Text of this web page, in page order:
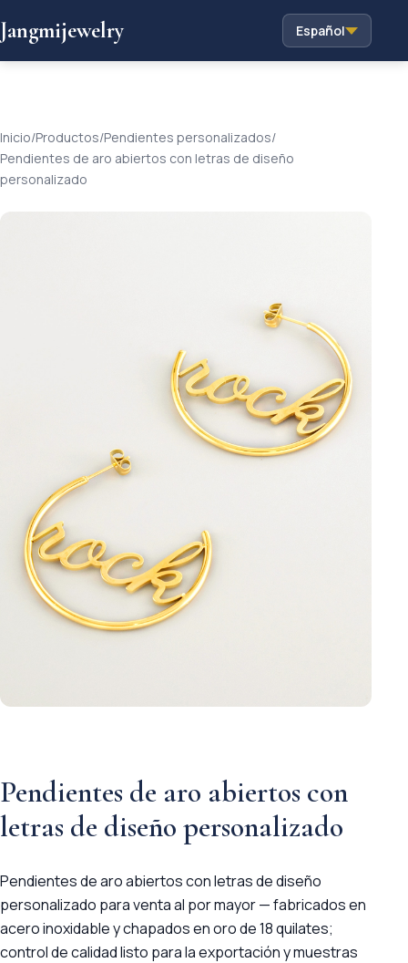
Jangmijewelry Español
Inicio/Productos/Pendientes personalizados/
Pendientes de aro abiertos con letras de diseño
personalizado
Pendientes de aro abiertos con
letras de diseño personalizado
Pendientes de aro abiertos con letras de diseño
personalizado para venta al por mayor — fabricados en
acero inoxidable y chapados en oro de 18 quilates;
control de calidad listo para la exportación y muestras